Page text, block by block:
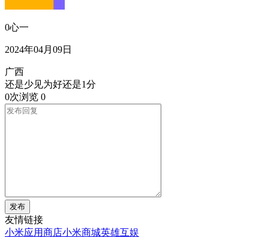
0心一
2024年04月09日
广西
还是少见为好还是1分
0次浏览 0
发布
友情链接
小米应用商店小米商城英雄互娱